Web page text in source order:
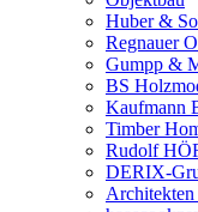
Huber &
Regnauer
Gumpp &
BS
Kaufmann
Timber
Rudolf
DERIX-